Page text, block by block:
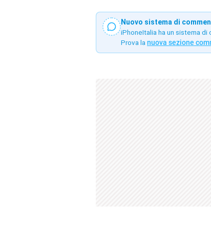
Nuovo sistema di
iPhoneItalia ha un sistema
Prova la nuova sezione